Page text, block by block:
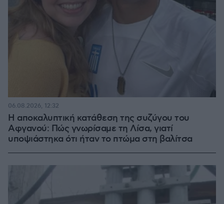
Η αποκαλυπτική κατάθεση της συζύγου του
Αφγανού: Πώς γνωρίσαμε τη Λίσα, γιατί
υποψιάστηκα ότι ήταν το πτώμα στη βαλίτσα
06.08.2026, 12:32